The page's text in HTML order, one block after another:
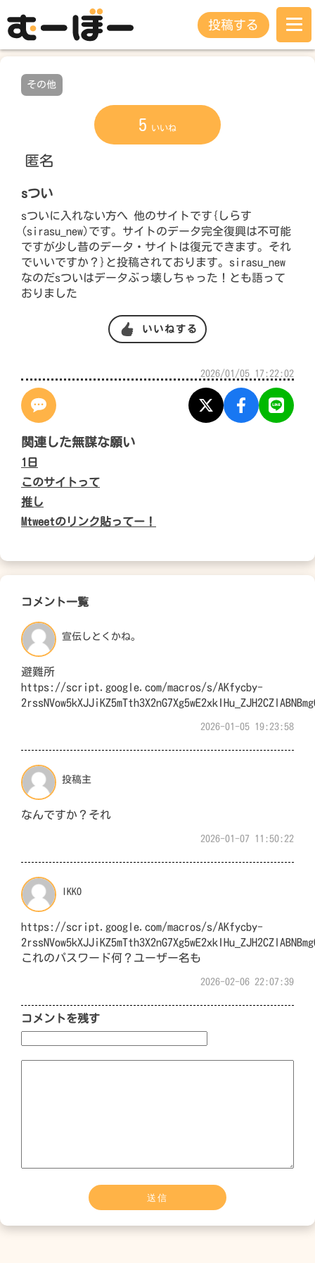
投稿する
その他
5 いいね
匿名
sつい
sついに入れない方へ 他のサイトです{しらす
(sirasu_new)です。サイトのデータ完全復興は不可能
ですが少し昔のデータ・サイトは復元できます。それ
でいいですか？}と投稿されております。sirasu_new
なのだsついはデータぶっ壊しちゃった！とも語って
おりました
いいねする
2026/01/05 17:22:02
関連した無謀な願い
1日
このサイトって
推し
Mtweetのリンク貼ってー！
コメント一覧
宣伝しとくかね。
避難所
https://script.google.com/macros/s/AKfycby-
2026-01-05 19:23:58
投稿主
なんですか？それ
2026-01-07 11:50:22
IKKO
https://script.google.com/macros/s/AKfycby-
これのパスワード何？ユーザー名も
2026-02-06 22:07:39
コメントを残す